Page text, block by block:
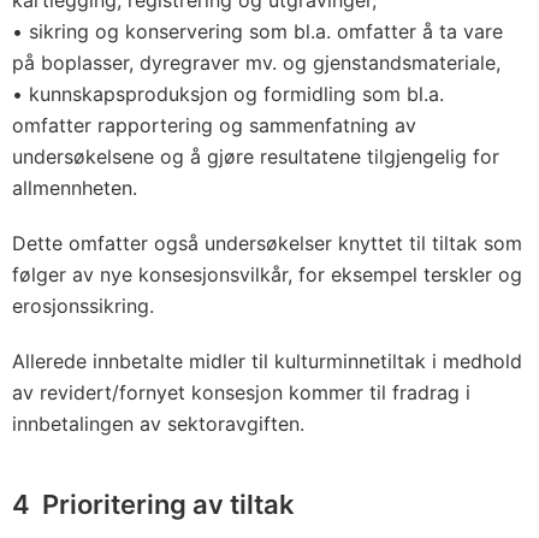
• sikring og konservering som bl.a. omfatter å ta vare
på boplasser, dyregraver mv. og gjenstandsmateriale,
• kunnskapsproduksjon og formidling som bl.a.
omfatter rapportering og sammenfatning av
undersøkelsene og å gjøre resultatene tilgjengelig for
allmennheten.
Dette omfatter også undersøkelser knyttet til tiltak som
følger av nye konsesjonsvilkår, for eksempel terskler og
erosjonssikring.
Allerede innbetalte midler til kulturminnetiltak i medhold
av revidert/fornyet konsesjon kommer til fradrag i
innbetalingen av sektoravgiften.
4 Prioritering av tiltak